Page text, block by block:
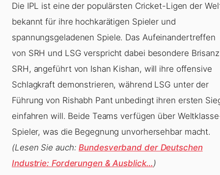
Die IPL ist eine der populärsten Cricket-Ligen der
bekannt für ihre hochkarätigen Spieler und
spannungsgeladenen Spiele. Das Aufeinandertreffen
von SRH und LSG verspricht dabei besondere
SRH, angeführt von Ishan Kishan, will ihre offensive
Schlagkraft demonstrieren, während LSG unter der
Führung von Rishabh Pant unbedingt ihren ersten
einfahren will. Beide Teams verfügen über
Spieler, was die Begegnung unvorhersehbar macht.
(Lesen Sie auch:Bundesverband der Deutschen
Industrie: Forderungen & Ausblick… )